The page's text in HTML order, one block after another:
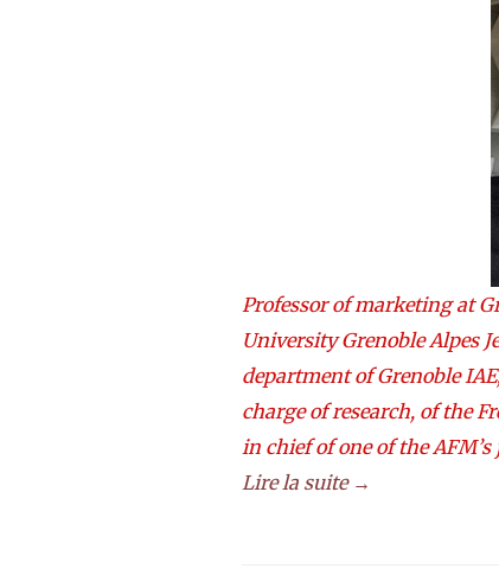
Professor of marketing at
University Grenoble Alpes
department of Grenoble
charge of research, of the
in chief of one of the
Lire la suite →